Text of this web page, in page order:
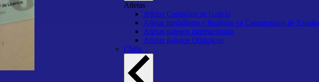
Atletas
Atletas Campións de Galicia
Atletas medallistas e finalistas en Campionatos de España
Atletas galegos internacionais
Atletas galegos Olímpicos
Clubs